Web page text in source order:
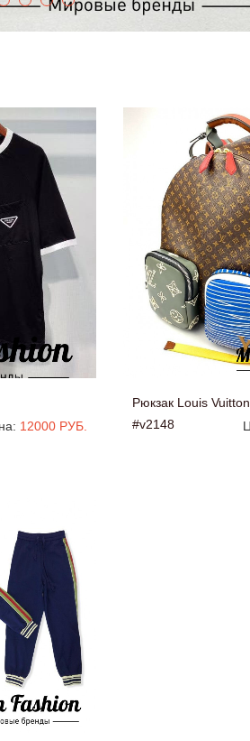
12000 РУБ.
Рюкзак Louis Vuitton
#v2148